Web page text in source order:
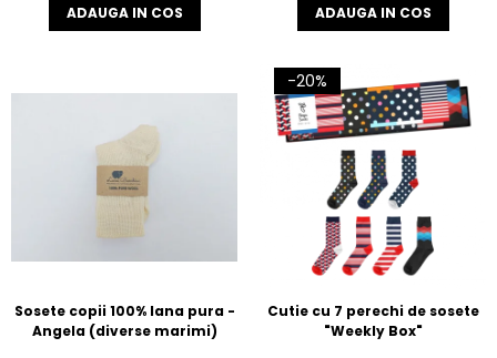
ADAUGA IN COS ADAUGA IN COS
Sosete copii 100% lana pura -
Angela (diverse marimi)
-20%
Cutie cu 7 perechi de sosete
"Weekly Box"